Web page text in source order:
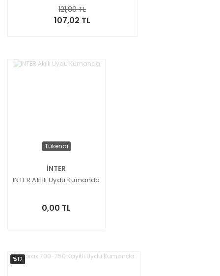
107,02 TL
121,89 TL
Tükendi
İNTER
INTER Akıllı Uydu Kumanda
0,00 TL
%12